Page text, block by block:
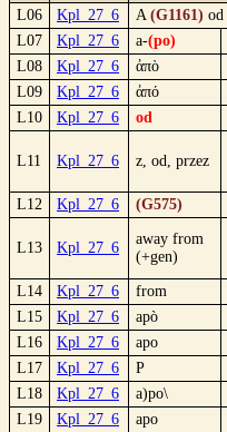
L06
Kpl_27_6 A (G1161) od
L07
Kpl_27_6 a-(po)
L08
Kpl_27_6 ἀπὸ
L09
Kpl_27_6 ἀπό
L10
Kpl_27_6 od
L11 Kpl_27_6 z, od, przez
L12 Kpl_27_6 (G575)
L13 Kpl_27_6
away from
(+gen)
L14 Kpl_27_6 from
L15
Kpl_27_6 apò
L16
Kpl_27_6 apo
L17
Kpl_27_6 P
L18
Kpl_27_6 a)po\
L19
Kpl_27_6 apo